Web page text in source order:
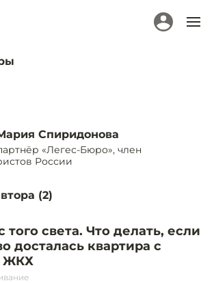
Спиридонова
«Легес-Бюро», член
России
(2)
того света. Что делать, если
досталась квартира с
ЖКХ